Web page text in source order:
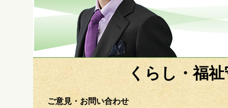
くらし・福
ご意見・お問い合わせ